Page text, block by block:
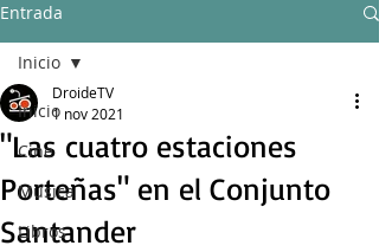
Entrada
Inicio
Cine
Música
Libros
Inicio
"Las cuatro estaciones
Porteñas" en el Conjunto
Santander
DroideTV
1 nov 2021